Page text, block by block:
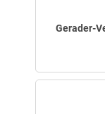
Gerader-